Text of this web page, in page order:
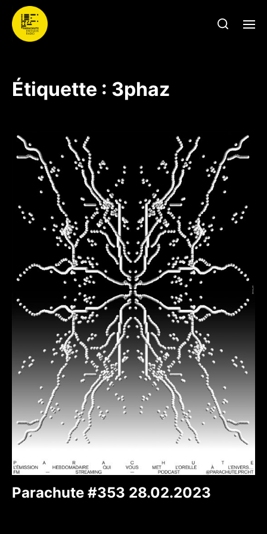
Étiquette : 3phaz
Parachute #353 28.02.2023